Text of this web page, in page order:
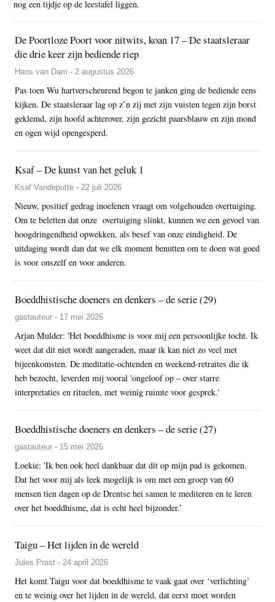
nog een tijdje op de leestafel liggen.
De Poortloze Poort voor nitwits, koan 17 – De staatsleraar
die drie keer zijn bediende riep
Hans van Dam - 2 augustus 2026
Pas toen Wu hartverscheurend begon te janken ging de bediende eens
kijken. De staatsleraar lag op z’n zij met zijn vuisten tegen zijn borst
geklemd, zijn hoofd achterover, zijn gezicht paarsblauw en zijn mond
en ogen wijd opengesperd.
Ksaf – De kunst van het geluk 1
Ksaf Vandeputte - 22 juli 2026
Nieuw, positief gedrag inoefenen vraagt om volgehouden overtuiging.
Om te beletten dat onze overtuiging slinkt, kunnen we een gevoel van
hoogdringendheid opwekken, als besef van onze eindigheid. De
uitdaging wordt dan dat we elk moment benutten om te doen wat goed
is voor onszelf en voor anderen.
Boeddhistische doeners en denkers – de serie (29)
gastauteur - 17 mei 2026
Arjan Mulder: 'Het boeddhisme is voor mij een persoonlijke tocht. Ik
weet dat dit niet wordt aangeraden, maar ik kan niet zo veel met
bijeenkomsten. De meditatie-ochtenden en weekend-retraites die ik
heb bezocht, leverden mij vooral 'ongeloof op – over starre
interpretaties en rituelen, met weinig ruimte voor gesprek.'
Boeddhistische doeners en denkers – de serie (27)
gastauteur - 15 mei 2026
Loekie: 'Ik ben ook heel dankbaar dat dit op mijn pad is gekomen.
Dat het voor mij als leek mogelijk is om met een groep van 60
mensen tien dagen op de Drentse hei samen te mediteren en te leren
over het boeddhisme, dat is echt heel bijzonder.’
Taigu – Het lijden in de wereld
Jules Prast - 24 april 2026
Het komt Taigu voor dat boeddhisme te vaak gaat over ‘verlichting’
en te weinig over het lijden in de wereld, dat eerst moet worden